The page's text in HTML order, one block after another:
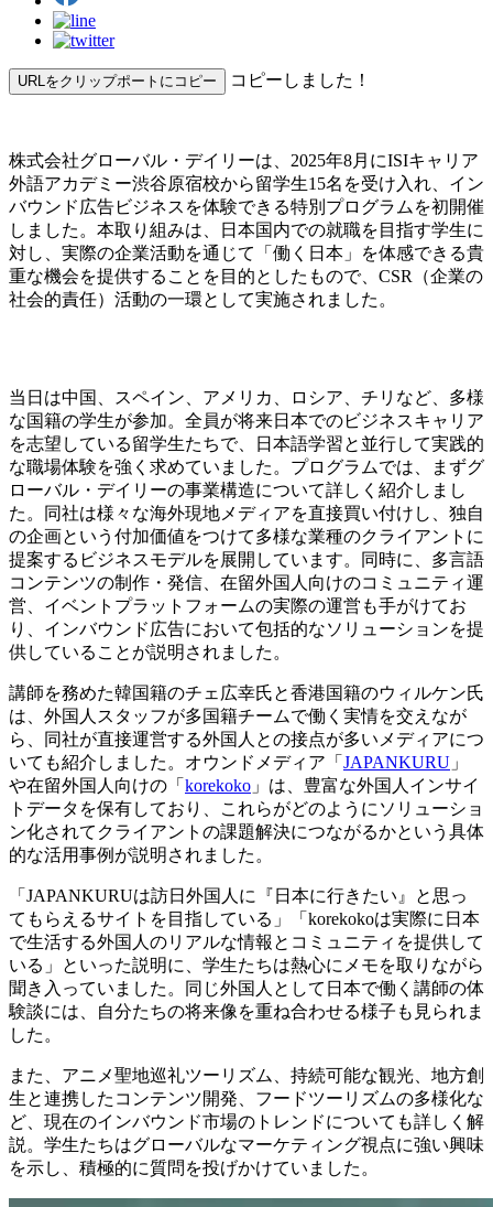
URLをクリップポートにコピー コピーしました！
株式会社グローバル・デイリーは、2025年8月にISIキャリア
外語アカデミー渋谷原宿校から留学生15名を受け入れ、イン
バウンド広告ビジネスを体験できる特別プログラムを初開催
しました。本取り組みは、日本国内での就職を目指す学生に
対し、実際の企業活動を通じて「働く日本」を体感できる貴
重な機会を提供することを目的としたもので、CSR（企業の
社会的責任）活動の一環として実施されました。
当日は中国、スペイン、アメリカ、ロシア、チリなど、多様
な国籍の学生が参加。全員が将来日本でのビジネスキャリア
を志望している留学生たちで、日本語学習と並行して実践的
な職場体験を強く求めていました。 プログラムでは、まずグ
ローバル・デイリーの事業構造について詳しく紹介しまし
た。同社は様々な海外現地メディアを直接買い付けし、独自
の企画という付加価値をつけて多様な業種のクライアントに
提案するビジネスモデルを展開しています。同時に、多言語
コンテンツの制作・発信、在留外国人向けのコミュニティ運
営、イベントプラットフォームの実際の運営も手がけてお
り、インバウンド広告において包括的なソリューションを提
供していることが説明されました。
講師を務めた韓国籍のチェ広幸氏と香港国籍のウィルケン氏
は、外国人スタッフが多国籍チームで働く実情を交えなが
ら、同社が直接運営する外国人との接点が多いメディアにつ
いても紹介しました。オウンドメディア「 JAPANKURU 」
や在留外国人向けの「 korekoko 」は、豊富な外国人インサイ
トデータを保有しており、これらがどのようにソリューショ
ン化されてクライアントの課題解決につながるかという具体
的な活用事例が説明されました。
「JAPANKURUは訪日外国人に『日本に行きたい』と思っ
てもらえるサイトを目指している」「korekokoは実際に日本
で生活する外国人のリアルな情報とコミュニティを提供して
いる」といった説明に、学生たちは熱心にメモを取りながら
聞き入っていました。同じ外国人として日本で働く講師の体
験談には、自分たちの将来像を重ね合わせる様子も見られま
した。
また、アニメ聖地巡礼ツーリズム、持続可能な観光、地方創
生と連携したコンテンツ開発、フードツーリズムの多様化な
ど、現在のインバウンド市場のトレンドについても詳しく解
説。学生たちはグローバルなマーケティング視点に強い興味
を示し、積極的に質問を投げかけていました。